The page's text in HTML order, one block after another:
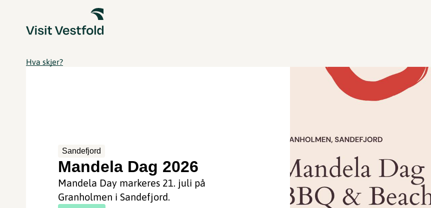
Hva skjer?
Sandefjord
Mandela Dag 2026
Mandela Day markeres 21. juli på
Granholmen i Sandefjord.